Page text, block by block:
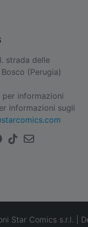
strada delle
(Perugia)
per informazioni
informazioni sugli
Star Comics s.r.l. |